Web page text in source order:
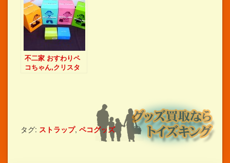
不二家 おすわりペ
コちゃん,クリスタ
タグ: ストラップ, ペコグッズ